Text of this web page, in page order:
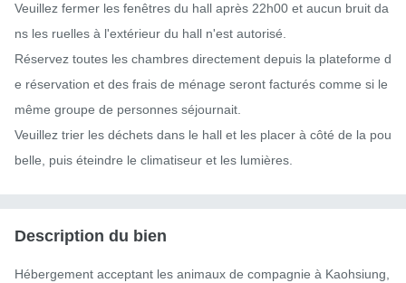
Veuillez fermer les fenêtres du hall après 22h00 et aucun bruit da
ns les ruelles à l'extérieur du hall n'est autorisé.
Réservez toutes les chambres directement depuis la plateforme d
e réservation et des frais de ménage seront facturés comme si le
même groupe de personnes séjournait.
Veuillez trier les déchets dans le hall et les placer à côté de la pou
belle, puis éteindre le climatiseur et les lumières.
Description du bien
Hébergement acceptant les animaux de compagnie à Kaohsiung,